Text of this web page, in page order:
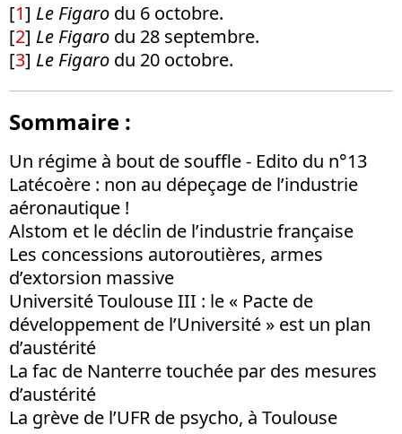
[1] Le Figaro du 6 octobre.
[2] Le Figaro du 28 septembre.
[3] Le Figaro du 20 octobre.
Sommaire :
Un régime à bout de souffle - Edito du n°13
Latécoère : non au dépeçage de l’industrie
aéronautique !
Alstom et le déclin de l’industrie française
Les concessions autoroutières, armes
d’extorsion massive
Université Toulouse III : le « Pacte de
développement de l’Université » est un plan
d’austérité
La fac de Nanterre touchée par des mesures
d’austérité
La grève de l’UFR de psycho, à Toulouse